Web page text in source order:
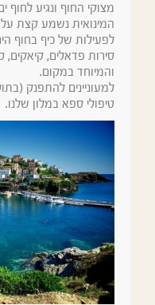
מצוקי החוף ונגיע לחוף
המינואית נשמע קצת
לפעילות של כיף בחוף
סירות פדאלים, קיאקים,
והמיוחד במקום.
למעוניינים להתפנק
טיפולי ספא במלון שלנו.